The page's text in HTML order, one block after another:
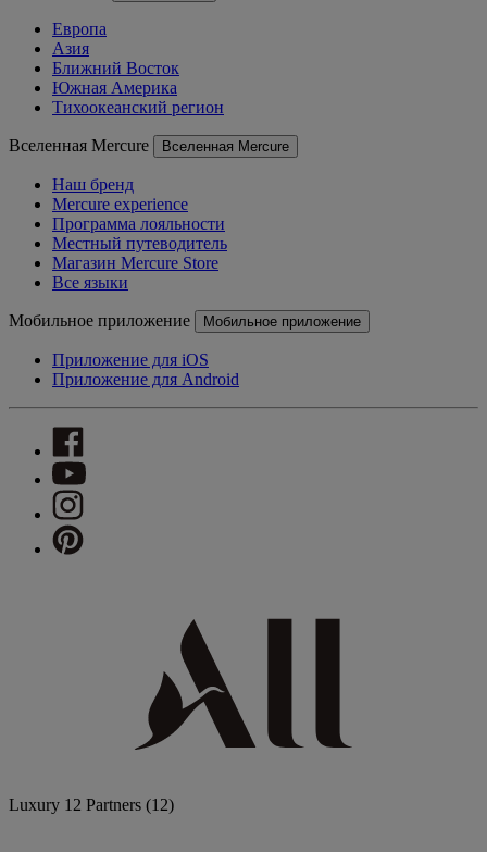
Европа
Азия
Ближний Восток
Южная Америка
Тихоокеанский регион
Вселенная Mercure Вселенная Mercure
Наш бренд
Mercure experience
Программа лояльности
Местный путеводитель
Магазин Mercure Store
Все языки
Мобильное приложение Мобильное приложение
Приложение для iOS
Приложение для Android
Luxury 12 Partners (12)